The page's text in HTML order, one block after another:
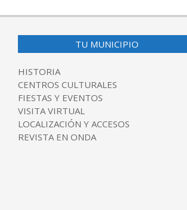
11-
TU MUNICIPIO
HISTORIA
CENTROS CULTURALES
FIESTAS Y EVENTOS
VISITA VIRTUAL
LOCALIZACIÓN Y ACCESOS
REVISTA EN ONDA